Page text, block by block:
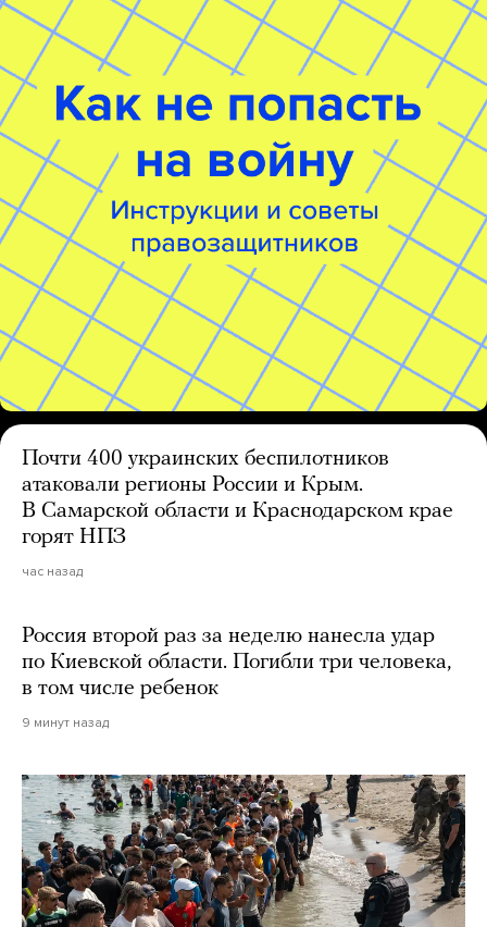
Почти 400 украинских беспилотников
атаковали регионы России и Крым.
В Самарской области и Краснодарском крае
горят НПЗ
час назад
Россия второй раз за неделю нанесла удар
по Киевской области. Погибли три человека,
в том числе ребенок
9 минут назад